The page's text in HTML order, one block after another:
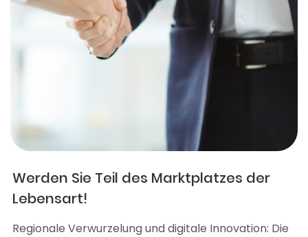
Werden Sie Teil des Marktplatzes der
Lebensart!
Regionale Verwurzelung und digitale Innovation: Die